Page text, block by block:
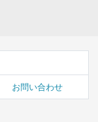
お問い合わせ